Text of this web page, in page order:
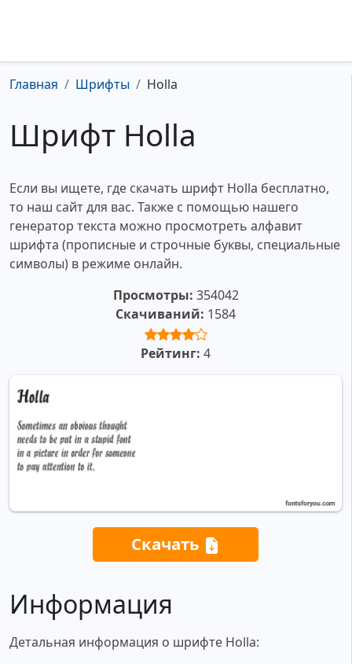
Главная Шрифты Holla
Шрифт Holla
Если вы ищете, где скачать шрифт Holla бесплатно,
то наш сайт для вас. Также с помощью нашего
генератор текста можно просмотреть алфавит
шрифта (прописные и строчные буквы, специальные
символы) в режиме онлайн.
Просмотры: 354042
Скачиваний: 1584
Рейтинг: 4
Скачать
Информация
Детальная информация о шрифте Holla: